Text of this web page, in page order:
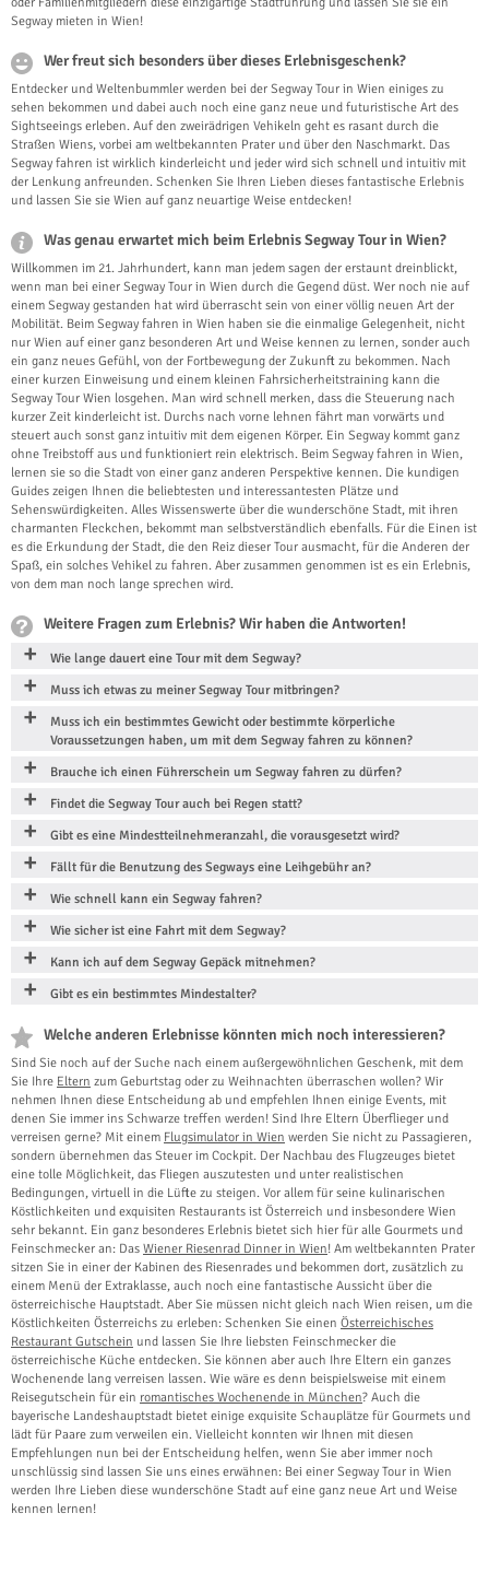
Segway mieten in Wien!
Wer freut sich besonders über dieses Erlebnisgeschenk?
Entdecker und Weltenbummler werden bei der Segway Tour in Wien einiges zu
sehen bekommen und dabei auch noch eine ganz neue und futuristische Art des
Sightseeings erleben. Auf den zweirädrigen Vehikeln geht es rasant durch die
Straßen Wiens, vorbei am weltbekannten Prater und über den Naschmarkt. Das
Segway fahren ist wirklich kinderleicht und jeder wird sich schnell und intuitiv mit
der Lenkung anfreunden. Schenken Sie Ihren Lieben dieses fantastische Erlebnis
und lassen Sie sie Wien auf ganz neuartige Weise entdecken!
Was genau erwartet mich beim Erlebnis Segway Tour in Wien?
Willkommen im 21. Jahrhundert, kann man jedem sagen der erstaunt dreinblickt,
wenn man bei einer Segway Tour in Wien durch die Gegend düst. Wer noch nie auf
einem Segway gestanden hat wird überrascht sein von einer völlig neuen Art der
Mobilität. Beim Segway fahren in Wien haben sie die einmalige Gelegenheit, nicht
nur Wien auf einer ganz besonderen Art und Weise kennen zu lernen, sonder auch
ein ganz neues Gefühl, von der Fortbewegung der Zukunft zu bekommen. Nach
einer kurzen Einweisung und einem kleinen Fahrsicherheitstraining kann die
Segway Tour Wien losgehen. Man wird schnell merken, dass die Steuerung nach
kurzer Zeit kinderleicht ist. Durchs nach vorne lehnen fährt man vorwärts und
steuert auch sonst ganz intuitiv mit dem eigenen Körper. Ein Segway kommt ganz
ohne Treibstoff aus und funktioniert rein elektrisch. Beim Segway fahren in Wien,
lernen sie so die Stadt von einer ganz anderen Perspektive kennen. Die kundigen
Guides zeigen Ihnen die beliebtesten und interessantesten Plätze und
Sehenswürdigkeiten. Alles Wissenswerte über die wunderschöne Stadt, mit ihren
charmanten Fleckchen, bekommt man selbstverständlich ebenfalls. Für die Einen ist
es die Erkundung der Stadt, die den Reiz dieser Tour ausmacht, für die Anderen der
Spaß, ein solches Vehikel zu fahren. Aber zusammen genommen ist es ein Erlebnis,
von dem man noch lange sprechen wird.
Weitere Fragen zum Erlebnis? Wir haben die Antworten!
Wie lange dauert eine Tour mit dem Segway?
Muss ich etwas zu meiner Segway Tour mitbringen?
Muss ich ein bestimmtes Gewicht oder bestimmte körperliche
Voraussetzungen haben, um mit dem Segway fahren zu können?
Brauche ich einen Führerschein um Segway fahren zu dürfen?
Findet die Segway Tour auch bei Regen statt?
Gibt es eine Mindestteilnehmeranzahl, die vorausgesetzt wird?
Fällt für die Benutzung des Segways eine Leihgebühr an?
Wie schnell kann ein Segway fahren?
Wie sicher ist eine Fahrt mit dem Segway?
Kann ich auf dem Segway Gepäck mitnehmen?
Gibt es ein bestimmtes Mindestalter?
Welche anderen Erlebnisse könnten mich noch interessieren?
Sind Sie noch auf der Suche nach einem außergewöhnlichen Geschenk, mit dem
Sie Ihre Eltern zum Geburtstag oder zu Weihnachten überraschen wollen? Wir
nehmen Ihnen diese Entscheidung ab und empfehlen Ihnen einige Events, mit
denen Sie immer ins Schwarze treffen werden! Sind Ihre Eltern Überflieger und
verreisen gerne? Mit einem Flugsimulator in Wien werden Sie nicht zu Passagieren,
sondern übernehmen das Steuer im Cockpit. Der Nachbau des Flugzeuges bietet
eine tolle Möglichkeit, das Fliegen auszutesten und unter realistischen
Bedingungen, virtuell in die Lüfte zu steigen. Vor allem für seine kulinarischen
Köstlichkeiten und exquisiten Restaurants ist Österreich und insbesondere Wien
sehr bekannt. Ein ganz besonderes Erlebnis bietet sich hier für alle Gourmets und
Feinschmecker an: Das Wiener Riesenrad Dinner in Wien! Am weltbekannten Prater
sitzen Sie in einer der Kabinen des Riesenrades und bekommen dort, zusätzlich zu
einem Menü der Extraklasse, auch noch eine fantastische Aussicht über die
österreichische Hauptstadt. Aber Sie müssen nicht gleich nach Wien reisen, um die
Köstlichkeiten Österreichs zu erleben: Schenken Sie einen Österreichisches
Restaurant Gutschein und lassen Sie Ihre liebsten Feinschmecker die
österreichische Küche entdecken. Sie können aber auch Ihre Eltern ein ganzes
Wochenende lang verreisen lassen. Wie wäre es denn beispielsweise mit einem
Reisegutschein für ein romantisches Wochenende in München? Auch die
bayerische Landeshauptstadt bietet einige exquisite Schauplätze für Gourmets und
lädt für Paare zum verweilen ein. Vielleicht konnten wir Ihnen mit diesen
Empfehlungen nun bei der Entscheidung helfen, wenn Sie aber immer noch
unschlüssig sind lassen Sie uns eines erwähnen: Bei einer Segway Tour in Wien
werden Ihre Lieben diese wunderschöne Stadt auf eine ganz neue Art und Weise
kennen lernen!